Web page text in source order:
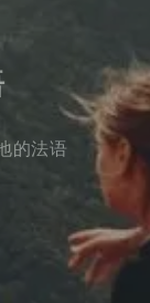
的法语